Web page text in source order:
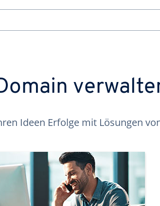
Ideen Erfolge mit Lösungen